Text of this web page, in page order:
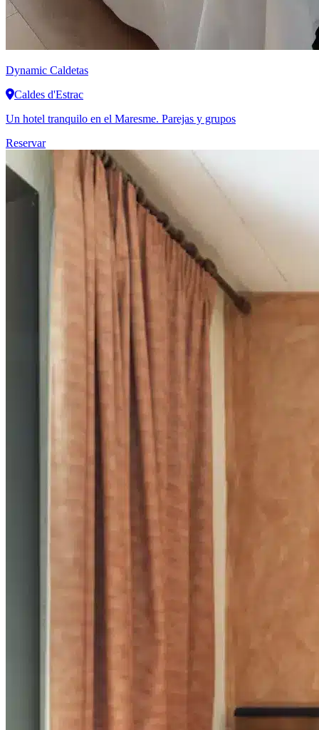
Dynamic Caldetas
Caldes d'Estrac
Un hotel tranquilo en el Maresme. Parejas y grupos
Reservar